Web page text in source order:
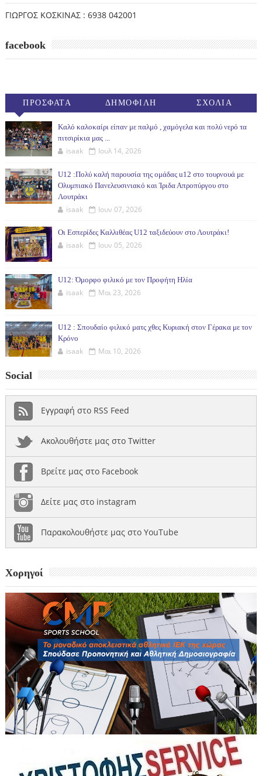
ΓΙΩΡΓΟΣ ΚΟΣΚΙΝΑΣ : 6938 042001
facebook
ΠΡΟΣΦΑΤΑ ΔΗΜΟΦΙΛΗ ΣΧΟΛΙΑ
Καλό καλοκαίρι είπαν με παλμό , χαμόγελα και πολύ νερό τα
πιτσιρίκια μας ...
isaak Ιουλ 14, 2026
U12 :Πολύ καλή παρουσία της ομάδας u12 στο τουρνουά με
Ολυμπιακό Πανελευσινιακό και Ίριδα Απροπύργου στο
Λουτράκι
isaak Ιουν 07, 2026
Οι Εσπερίδες Καλλιθέας U12 ταξιδεύουν στο Λουτράκι!
isaak Ιουν 05, 2026
U12: Όμορφο φιλικό με τον Προφήτη Ηλία
isaak Μαι 23, 2026
U12 : Σπουδαίο φιλικό ματς χθες Κυριακή στον Γέρακα με τον
Κρόνο
isaak Μαι 10, 2026
Social
Εγγραφή στο RSS Feed
Ακολουθήστε μας στο Twitter
Βρείτε μας στο Facebook
Δείτε μας στο instagram
Παρακολουθήστε μας στο YouTube
Χορηγοί